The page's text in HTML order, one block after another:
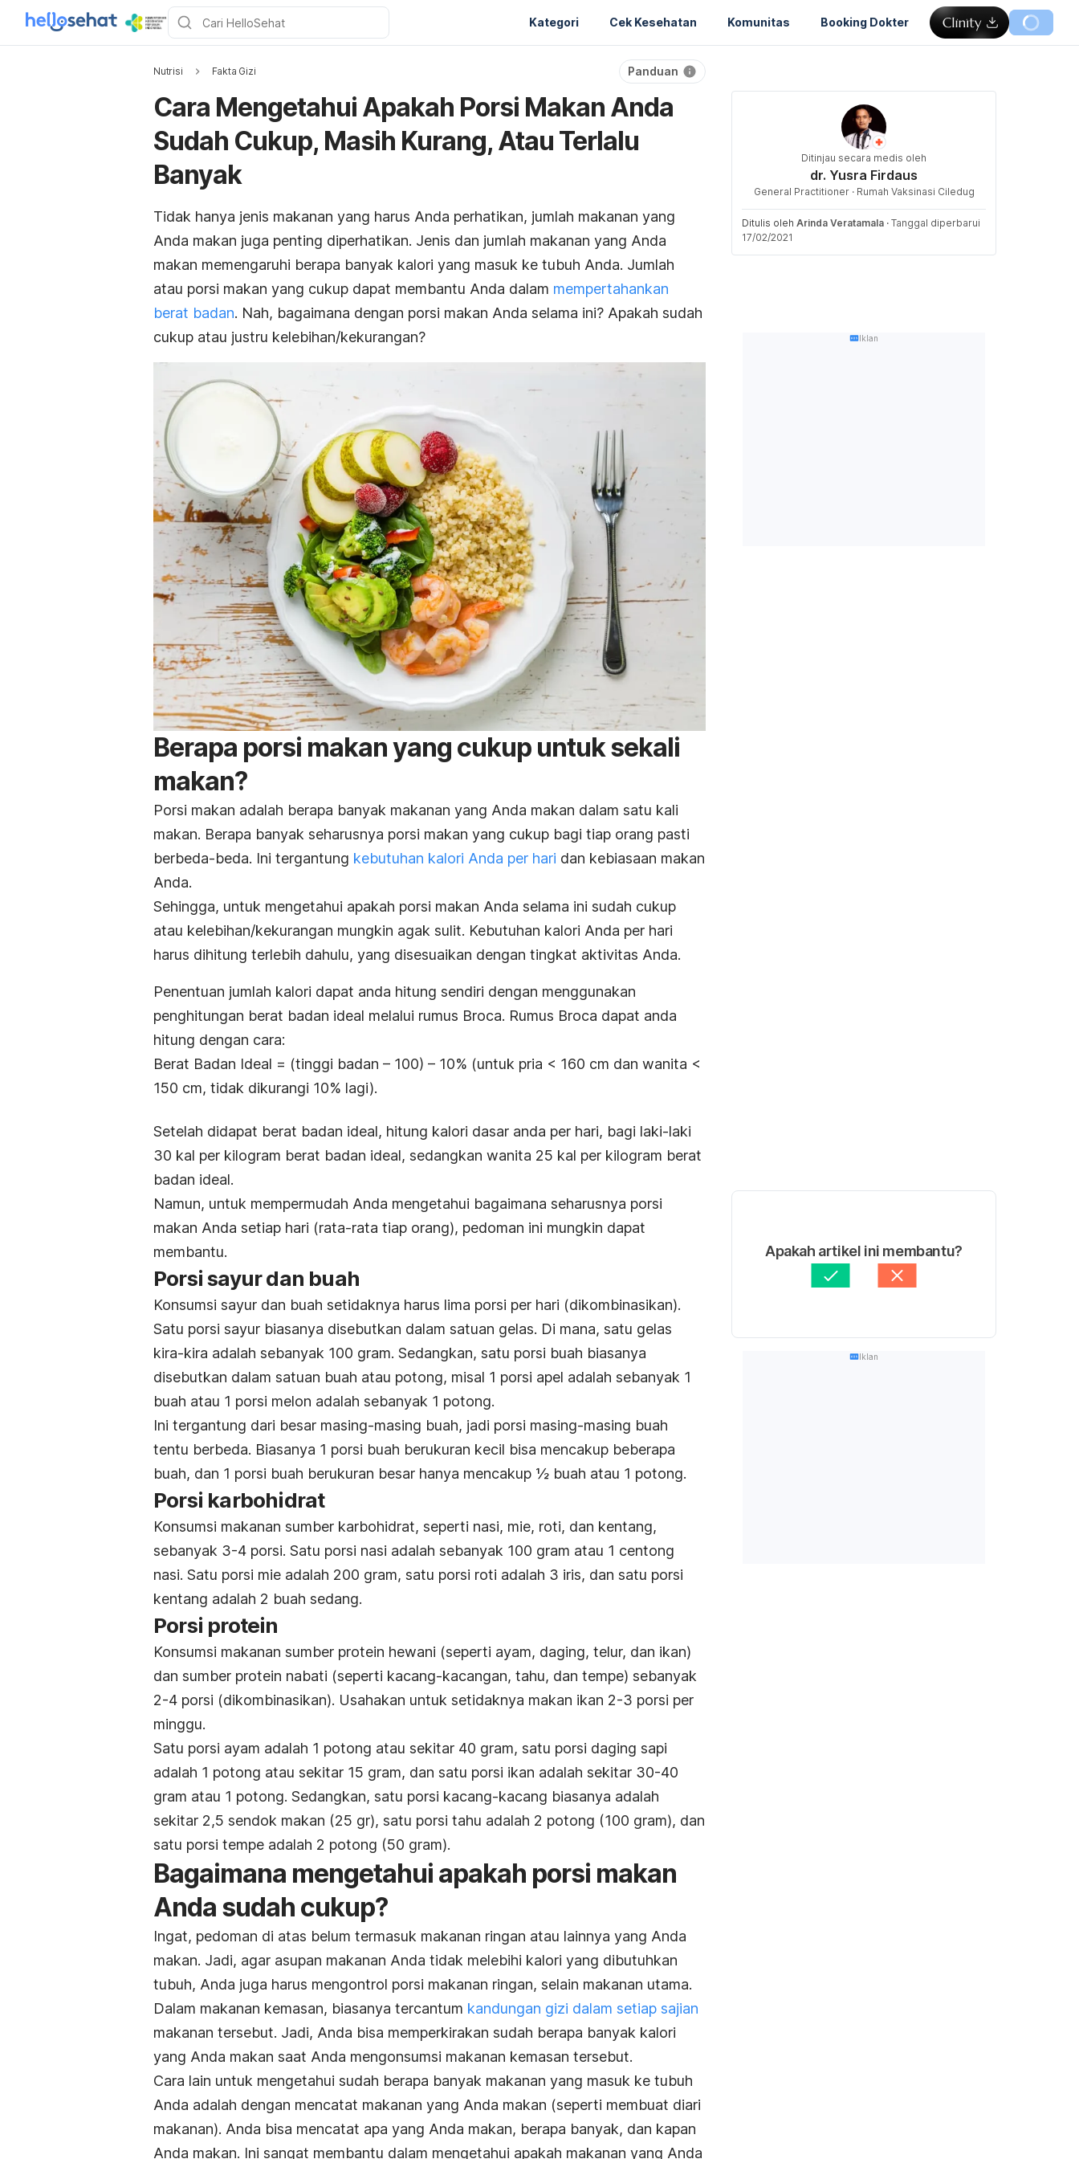
Kategori Cek Kesehatan Komunitas Booking Dokter
Nutrisi Fakta Gizi Panduan
Cara Mengetahui Apakah Porsi Makan Anda
Sudah Cukup, Masih Kurang, Atau Terlalu
Banyak
Tidak hanya jenis makanan yang harus Anda perhatikan, jumlah makanan yang
Anda makan juga penting diperhatikan. Jenis dan jumlah makanan yang Anda
makan memengaruhi berapa banyak kalori yang masuk ke tubuh Anda. Jumlah
atau porsi makan yang cukup dapat membantu Anda dalam mempertahankan
berat badan. Nah, bagaimana dengan porsi makan Anda selama ini? Apakah sudah
cukup atau justru kelebihan/kekurangan?
Berapa porsi makan yang cukup untuk sekali
makan?
Porsi makan adalah berapa banyak makanan yang Anda makan dalam satu kali
makan. Berapa banyak seharusnya porsi makan yang cukup bagi tiap orang pasti
berbeda-beda. Ini tergantung kebutuhan kalori Anda per hari dan kebiasaan makan
Anda.
Sehingga, untuk mengetahui apakah porsi makan Anda selama ini sudah cukup
atau kelebihan/kekurangan mungkin agak sulit. Kebutuhan kalori Anda per hari
harus dihitung terlebih dahulu, yang disesuaikan dengan tingkat aktivitas Anda.
Penentuan jumlah kalori dapat anda hitung sendiri dengan menggunakan
penghitungan berat badan ideal melalui rumus Broca. Rumus Broca dapat anda
hitung dengan cara:
Berat Badan Ideal = (tinggi badan – 100) – 10% (untuk pria < 160 cm dan wanita <
150 cm, tidak dikurangi 10% lagi).
Setelah didapat berat badan ideal, hitung kalori dasar anda per hari, bagi laki-laki
30 kal per kilogram berat badan ideal, sedangkan wanita 25 kal per kilogram berat
badan ideal.
Namun, untuk mempermudah Anda mengetahui bagaimana seharusnya porsi
makan Anda setiap hari (rata-rata tiap orang), pedoman ini mungkin dapat
membantu.
Porsi sayur dan buah
Konsumsi sayur dan buah setidaknya harus lima porsi per hari (dikombinasikan).
Satu porsi sayur biasanya disebutkan dalam satuan gelas. Di mana, satu gelas
kira-kira adalah sebanyak 100 gram. Sedangkan, satu porsi buah biasanya
disebutkan dalam satuan buah atau potong, misal 1 porsi apel adalah sebanyak 1
buah atau 1 porsi melon adalah sebanyak 1 potong.
Ini tergantung dari besar masing-masing buah, jadi porsi masing-masing buah
tentu berbeda. Biasanya 1 porsi buah berukuran kecil bisa mencakup beberapa
buah, dan 1 porsi buah berukuran besar hanya mencakup ½ buah atau 1 potong.
Porsi karbohidrat
Konsumsi makanan sumber karbohidrat, seperti nasi, mie, roti, dan kentang,
sebanyak 3-4 porsi. Satu porsi nasi adalah sebanyak 100 gram atau 1 centong
nasi. Satu porsi mie adalah 200 gram, satu porsi roti adalah 3 iris, dan satu porsi
kentang adalah 2 buah sedang.
Porsi protein
Konsumsi makanan sumber protein hewani (seperti ayam, daging, telur, dan ikan)
dan sumber protein nabati (seperti kacang-kacangan, tahu, dan tempe) sebanyak
2-4 porsi (dikombinasikan). Usahakan untuk setidaknya makan ikan 2-3 porsi per
minggu.
Satu porsi ayam adalah 1 potong atau sekitar 40 gram, satu porsi daging sapi
adalah 1 potong atau sekitar 15 gram, dan satu porsi ikan adalah sekitar 30-40
gram atau 1 potong. Sedangkan, satu porsi kacang-kacang biasanya adalah
sekitar 2,5 sendok makan (25 gr), satu porsi tahu adalah 2 potong (100 gram), dan
satu porsi tempe adalah 2 potong (50 gram).
Bagaimana mengetahui apakah porsi makan
Anda sudah cukup?
Ingat, pedoman di atas belum termasuk makanan ringan atau lainnya yang Anda
makan. Jadi, agar asupan makanan Anda tidak melebihi kalori yang dibutuhkan
tubuh, Anda juga harus mengontrol porsi makanan ringan, selain makanan utama.
Dalam makanan kemasan, biasanya tercantum kandungan gizi dalam setiap sajian
makanan tersebut. Jadi, Anda bisa memperkirakan sudah berapa banyak kalori
yang Anda makan saat Anda mengonsumsi makanan kemasan tersebut.
Cara lain untuk mengetahui sudah berapa banyak makanan yang masuk ke tubuh
Anda adalah dengan mencatat makanan yang Anda makan (seperti membuat diari
makanan). Anda bisa mencatat apa yang Anda makan, berapa banyak, dan kapan
Anda makan. Ini sangat membantu dalam mengetahui apakah makanan yang Anda
Ditinjau secara medis oleh
dr. Yusra Firdaus
General Practitioner · Rumah Vaksinasi Ciledug
Ditulis oleh Arinda Veratamala · Tanggal diperbarui
17/02/2021
Iklan
Apakah artikel ini membantu?
Iklan